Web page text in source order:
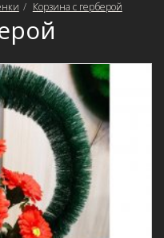
Корзина с герберой